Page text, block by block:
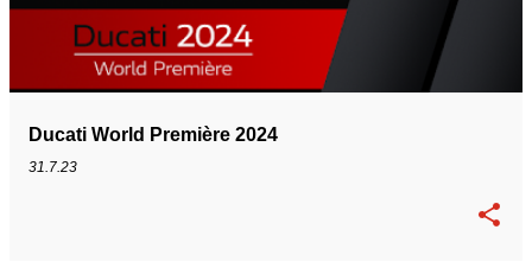
Ducati World Première 2024
31.7.23